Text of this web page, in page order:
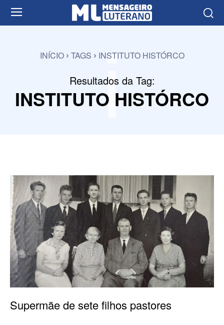
INÍCIO TAGS INSTITUTO HISTÓRCO
Resultados da Tag:
INSTITUTO HISTÓRCO
i
Supermãe de sete filhos pastores